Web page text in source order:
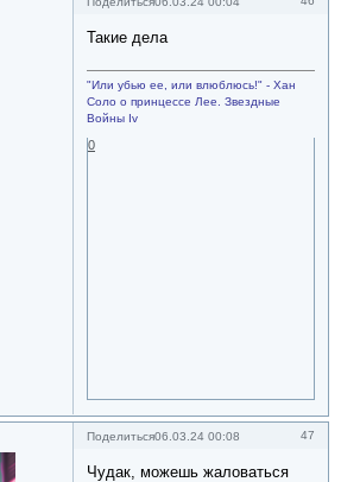
Такие дела
"Или убью ее, или влюблюсь!" - Хан
Соло о принцессе Лее. Звездные
Войны Iv
0
Поделиться 47
06.03.24 00:08
Чудак, можешь жаловаться